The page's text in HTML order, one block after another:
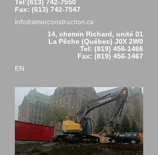
Tel:(613) 742-7550
Fax: (613) 742-7547
info@amorconstruction.ca
14, chemin Richard, unité 01
La Pêche (Québec) J0X 2W0
Tel: (819) 456-1466
Fax: (819) 456-1467
EN